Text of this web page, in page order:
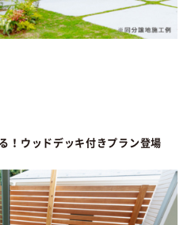
！ウッドデッキ付きプラン登場